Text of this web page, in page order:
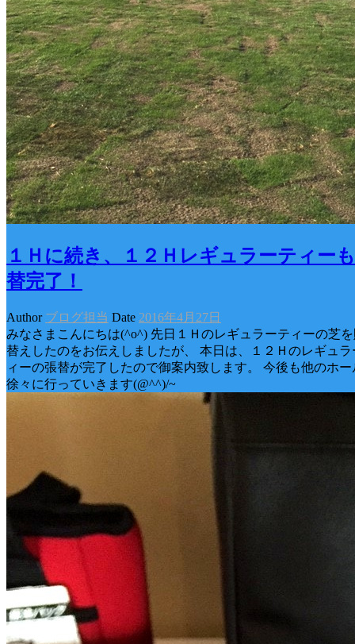
１Ｈに続き、１２Ｈレギュラーティー
替完了！
Author ブログ担当 Date 2016年4月27日
みなさまこんにちは(^o^) 先日１Ｈのレギュラーティーの芝
替えしたのをお伝えしましたが、 本日は、１２Ｈのレギュラ
ィーの張替が完了したので御案内致します。 今後も他のホー
徐々に行っていきます(@^^)/~